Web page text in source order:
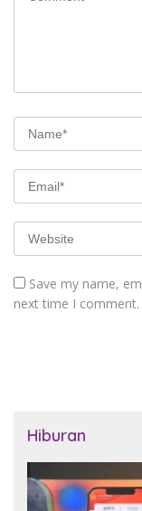
Save my name,
next time I comment.
Hiburan